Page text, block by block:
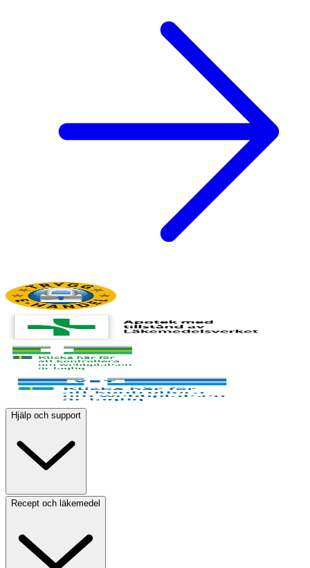
Hjälp och support
Recept och läkemedel